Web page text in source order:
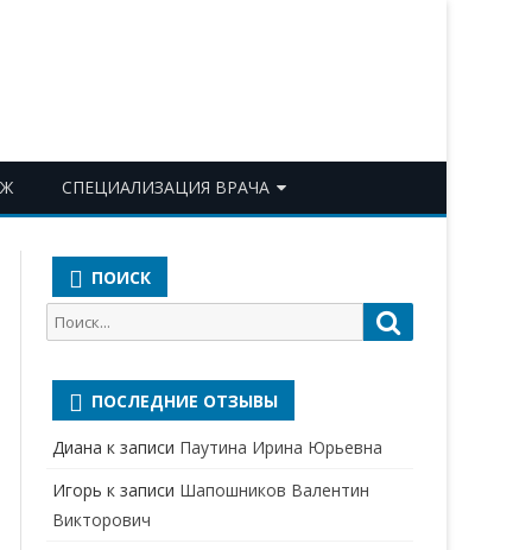
СПЕЦИАЛИЗАЦИЯ ВРАЧА
АЛЛЕРГОЛОГ-ИММУНОЛОГ
АНЕСТЕЗИОЛОГ-
БАКТЕРИОЛОГ
ВЕРТЕБРОЛОГ
ГАСТРОЭНТЕРОЛОГ
ПОИСК
Поиск
для:
ПОСЛЕДНИЕ ОТЗЫВЫ
Диана к записи Паутина Ирина Юрьевна
Игорь к записи Шапошников Валентин
Викторович